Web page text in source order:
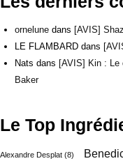
ornelune dans [AVIS]
LE FLAMBARD dans
Nats dans [AVIS] Kin : Le
Baker
Le Top
Alexandre Desplat (8)